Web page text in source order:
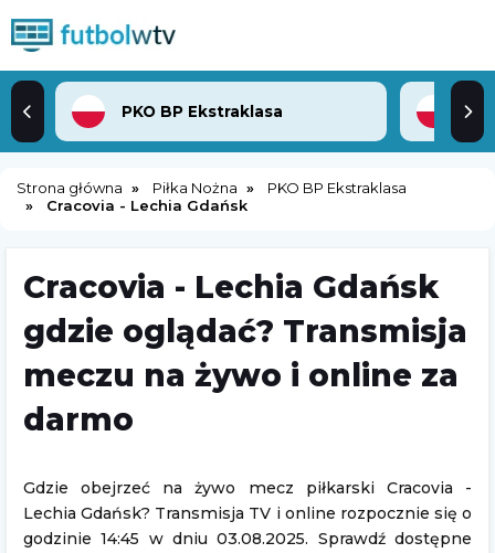
PKO BP Ekstraklasa 3.
Strona główna Piłka Nożna
PKO BP Ekstraklasa
Cracovia - Lechia Gdańsk
Cracovia - Lechia Gdańsk
gdzie oglądać? Transmisja
meczu na żywo i online za
darmo
Gdzie obejrzeć na żywo mecz piłkarski Cracovia -
Lechia Gdańsk? Transmisja TV i online rozpocznie się o
godzinie 14:45 w dniu 03.08.2025. Sprawdź dostępne